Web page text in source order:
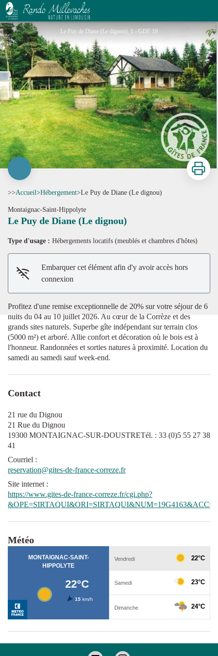
Le Puy de Diane (Le dignou)
Le Puy de Diane (Le dignou)_1 - GDF 19
Voir l'image en plein écran
Imprimer
>>Accueil>Hébergement>Le Puy de Diane (Le dignou)
Montaignac-Saint-Hippolyte
Le Puy de Diane (Le dignou)
Type d'usage : Hébergements locatifs (meublés et chambres d'hôtes)
Embarquer cet élément afin d'y avoir accès hors
connexion
Profitez d'une remise exceptionnelle de 20% sur votre séjour de 6
nuits du 04 au 10 juillet 2026. Au cœur de la Corrèze et des
grands sites naturels. Superbe gîte indépendant sur terrain clos
(5000 m²) et arboré. Allie confort et décoration où le bois est à
l'honneur. Randonnées et sorties natures à proximité. Location du
samedi au samedi sauf week-end.
Contact
21 rue du Dignou
21 Rue du Dignou
19300 MONTAIGNAC-SUR-DOUSTRETél. : 33 (0)5 55 27 38
41
Courriel :
reservation@gites-de-france-correze.fr
Site internet :
https://www.gites-de-france-correze.fr/cgi.php?
Météo